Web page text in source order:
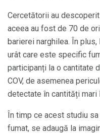
Cercetătorii au
aceea au fost de 70 de
barierei narghilea. În
urât care este specific
participanți la o cantitate
COV, de asemenea
detectate în cantități mari
În timp ce acest studiu
fumat, se adaugă la